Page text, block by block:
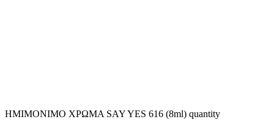
ΗΜΙΜΟΝΙΜΟ ΧΡΩΜΑ SAY YES 616 (8ml) quantity